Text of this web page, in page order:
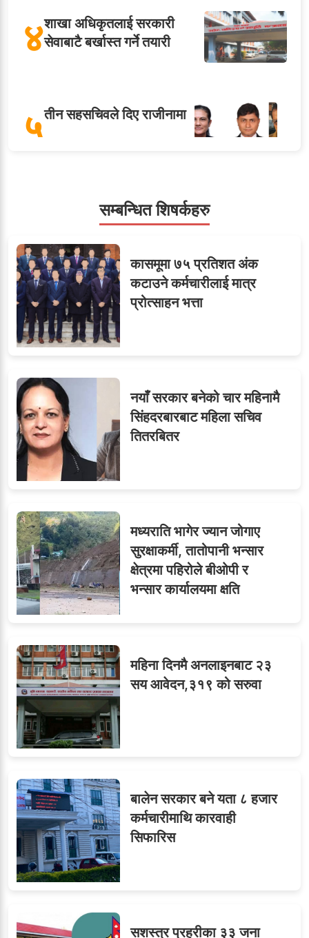
४शाखा अधिकृतलाई सरकारी
सेवाबाटै बर्खास्त गर्ने तयारी
५तीन सहसचिवले दिए राजीनामा
सहसचिवमा प्रथम भएका
विजयकुमार शर्माको लोकसेवा
टिप्स
७ओएनएमका नाममा अत्याचार :
सब–इन्जिनियरहरुको गम्भीर
ध्यानाकर्षण
८जुनियरलाई दोहोरो जिम्मेवारी,
मन्त्रालयभित्र असन्तुष्टि
९कर्मचारीलाई सास्ती : ८५
जनाको नास्ता, ७० जनाको
डिनर, २०० जनाको खानाको
बिल कसले तिर्छ?
सम्बन्धित शिषर्कहरु
कासमूमा ७५ प्रतिशत अंक
कटाउने कर्मचारीलाई मात्र
प्रोत्साहन भत्ता
नयाँ सरकार बनेको चार महिनामै
सिंहदरबारबाट महिला सचिव
तितरबितर
मध्यराति भागेर ज्यान जोगाए
सुरक्षाकर्मी, तातोपानी भन्सार
क्षेत्रमा पहिरोले बीओपी र
भन्सार कार्यालयमा क्षति
महिना दिनमै अनलाइनबाट २३
सय आवेदन,३१९ को सरुवा
बालेन सरकार बने यता ८ हजार
कर्मचारीमाथि कारवाही
सिफारिस
सशस्त्र प्रहरीका ३३ जना